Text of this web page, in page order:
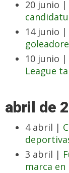
20 junio |
14 junio |
10 junio |
League
abril de
4 abril |
3 abril |
marca en